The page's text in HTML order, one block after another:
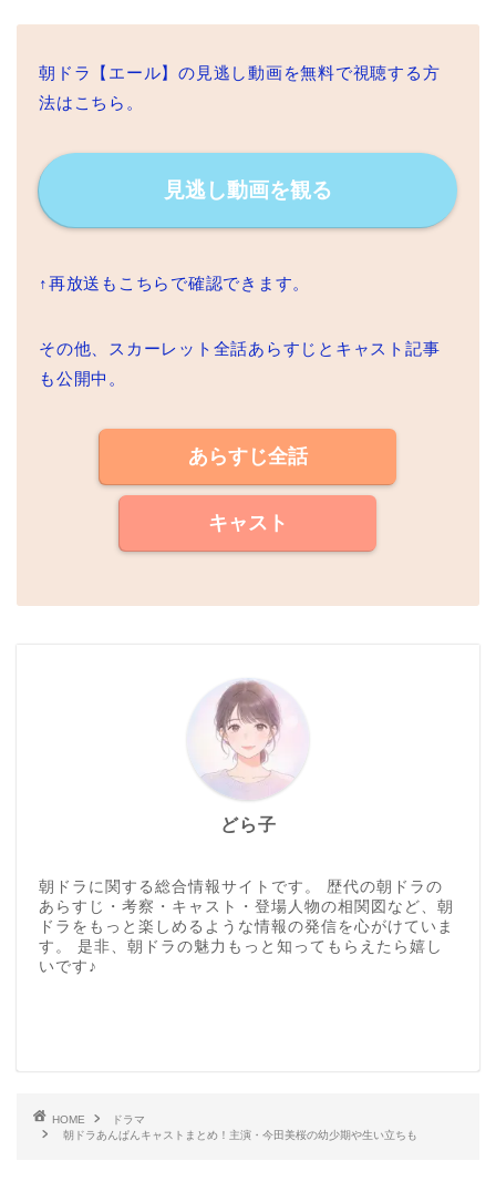
朝ドラ【エール】の見逃し動画を無料で視聴する方
法はこちら。
見逃し動画を観る
↑再放送もこちらで確認できます。
その他、スカーレット全話あらすじとキャスト記事
も公開中。
あらすじ全話
キャスト
どら子
朝ドラに関する総合情報サイトです。 歴代の朝ドラの
あらすじ・考察・キャスト・登場人物の相関図など、朝
ドラをもっと楽しめるような情報の発信を心がけていま
す。 是非、朝ドラの魅力もっと知ってもらえたら嬉し
いです♪
HOME
ドラマ
朝ドラあんぱんキャストまとめ！主演・今田美桜の幼少期や生い立ちも